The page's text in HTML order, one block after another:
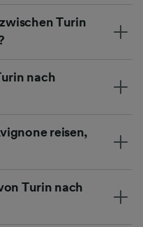
Turin
nach
reisen,
Turin nach